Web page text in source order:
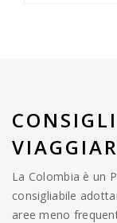
La Colombia è un
consigliabile
aree meno